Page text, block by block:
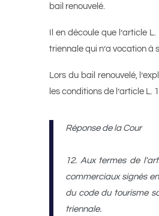
bail renouvelé.
Il en découle que l’article
triennale qui n’a vocation à
Lors du bail renouvelé,
les conditions de l’article
Réponse de la Cour
12. Aux termes de
commerciaux signés
du code du tourisme
triennale.